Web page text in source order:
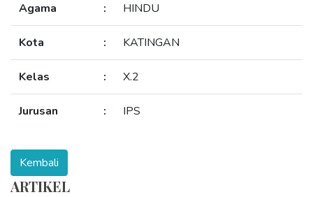
Agama : HINDU
Kota : KATINGAN
Kelas : X.2
Jurusan : IPS
ARTIKEL